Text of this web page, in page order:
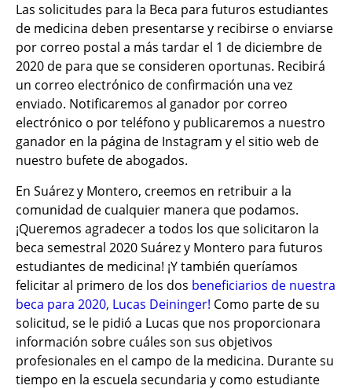
Las solicitudes para la Beca para futuros estudiantes
de medicina deben presentarse y recibirse o enviarse
por correo postal a más tardar el 1 de diciembre de
2020 de para que se consideren oportunas. Recibirá
un correo electrónico de confirmación una vez
enviado. Notificaremos al ganador por correo
electrónico o por teléfono y publicaremos a nuestro
ganador en la página de Instagram y el sitio web de
nuestro bufete de abogados.
En Suárez y Montero, creemos en retribuir a la
comunidad de cualquier manera que podamos.
¡Queremos agradecer a todos los que solicitaron la
beca semestral 2020 Suárez y Montero para futuros
estudiantes de medicina! ¡Y también queríamos
felicitar al primero de los dos beneficiarios de nuestra
beca para 2020, Lucas Deininger! Como parte de su
solicitud, se le pidió a Lucas que nos proporcionara
información sobre cuáles son sus objetivos
profesionales en el campo de la medicina. Durante su
tiempo en la escuela secundaria y como estudiante